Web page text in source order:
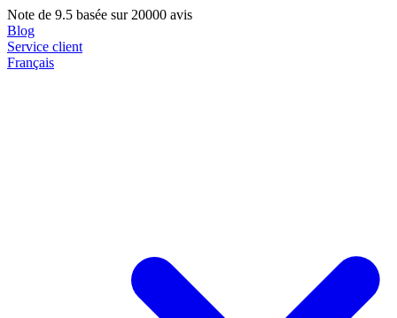
Note de 9.5 basée sur 20000 avis
Blog
Service client
Français